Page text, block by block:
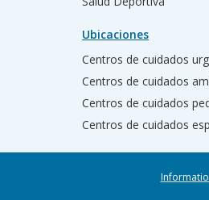
Ubicaciones
Centros de cuidados
Centros de cuidados
Centros de cuidados
Centros de cuidados